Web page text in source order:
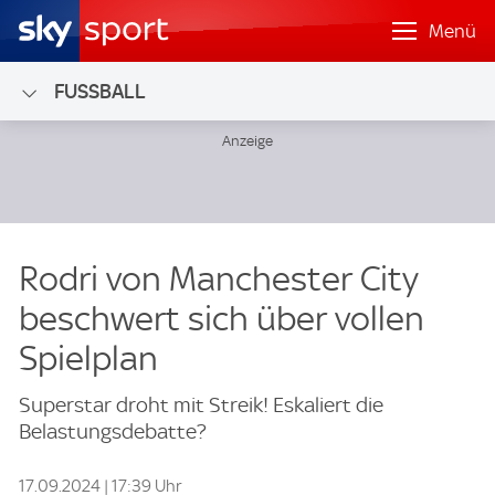
Menü
FUSSBALL
Rodri von Manchester City
beschwert sich über vollen
Spielplan
Superstar droht mit Streik! Eskaliert die
Belastungsdebatte?
17.09.2024 | 17:39 Uhr